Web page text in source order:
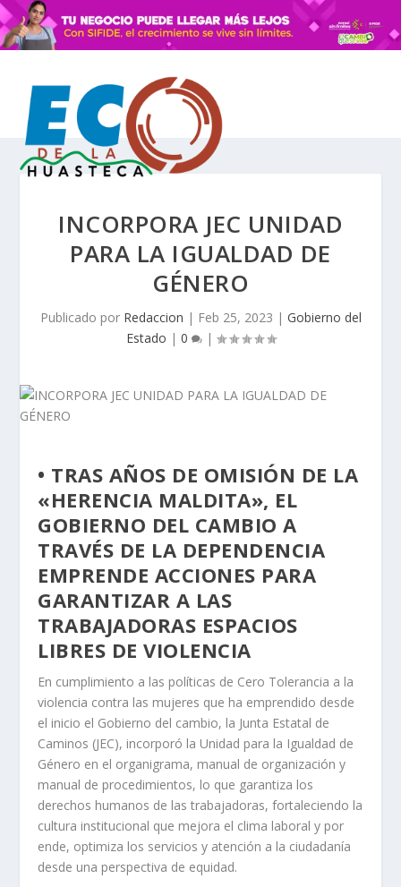
INCORPORA JEC UNIDAD
PARA LA IGUALDAD DE
GÉNERO
Publicado por Redaccion | Feb 25, 2023 | Gobierno del
Estado | 0 |
• TRAS AÑOS DE OMISIÓN DE LA
«HERENCIA MALDITA», EL
GOBIERNO DEL CAMBIO A
TRAVÉS DE LA DEPENDENCIA
EMPRENDE ACCIONES PARA
GARANTIZAR A LAS
TRABAJADORAS ESPACIOS
LIBRES DE VIOLENCIA
En cumplimiento a las políticas de Cero Tolerancia a la
violencia contra las mujeres que ha emprendido desde
el inicio el Gobierno del cambio, la Junta Estatal de
Caminos (JEC), incorporó la Unidad para la Igualdad de
Género en el organigrama, manual de organización y
manual de procedimientos, lo que garantiza los
derechos humanos de las trabajadoras, fortaleciendo la
cultura institucional que mejora el clima laboral y por
ende, optimiza los servicios y atención a la ciudadanía
desde una perspectiva de equidad.